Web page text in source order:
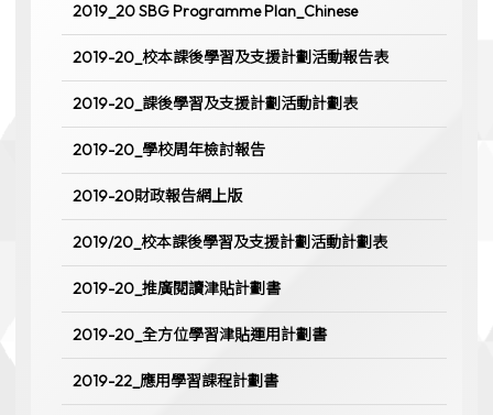
2019_20 SBG Programme Plan_Chinese
2019-20_校本課後學習及支援計劃活動報告表
2019-20_課後學習及支援計劃活動計劃表
2019-20_學校周年檢討報告
2019-20財政報告網上版
2019/20_校本課後學習及支援計劃活動計劃表
2019-20_推廣閱讀津貼計劃書
2019-20_全方位學習津貼運用計劃書
2019-22_應用學習課程計劃書